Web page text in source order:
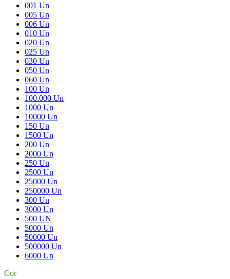
001 Un
005 Un
006 Un
010 Un
020 Un
025 Un
030 Un
050 Un
060 Un
100 Un
100.000 Un
1000 Un
10000 Un
150 Un
1500 Un
200 Un
2000 Un
250 Un
2500 Un
25000 Un
250000 Un
300 Un
3000 Un
500 UN
5000 Un
50000 Un
500000 Un
6000 Un
Cor